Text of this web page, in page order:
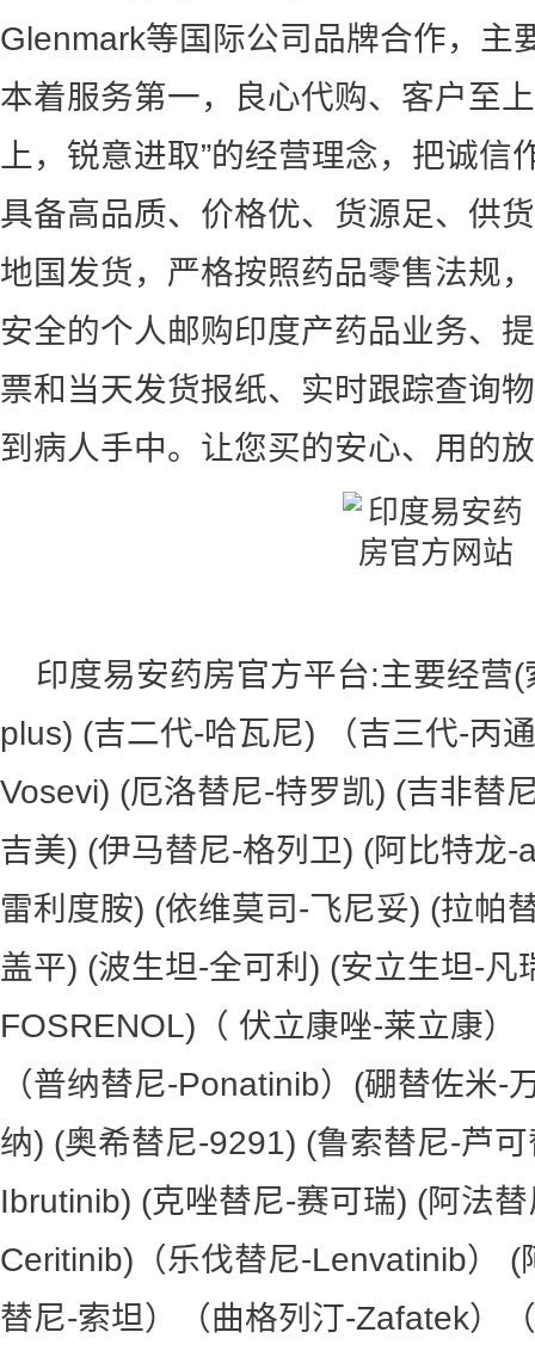
Glenmark等国际公司品牌合作，主
本着服务第一，良心代购、客户至
上，锐意进取”的经营理念，把诚
具备高品质、价格优、货源足、供
地国发货，严格按照药品零售法规
安全的个人邮购印度产药品业务、
票和当天发货报纸、实时跟踪查询
到病人手中。让您买的安心、用的
印度易安药房官方平台:主要经营
plus) (吉二代-哈瓦尼) （吉三代-丙
Vosevi) (厄洛替尼-特罗凯) (吉非替
吉美) (伊马替尼-格列卫) (阿比特龙
雷利度胺) (依维莫司-飞尼妥) (拉帕
盖平) (波生坦-全可利) (安立生坦-
FOSRENOL)（ 伏立康唑-莱立康）
（普纳替尼-Ponatinib）(硼替佐米-
纳) (奥希替尼-9291) (鲁索替尼-芦
Ibrutinib) (克唑替尼-赛可瑞) (阿法
Ceritinib)（乐伐替尼-Lenvatinib）
替尼-索坦）（曲格列汀-Zafatek）